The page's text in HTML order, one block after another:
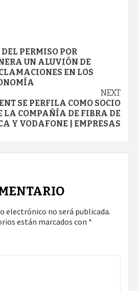
PERMISO POR
UN ALUVIÓN DE
EN LOS
NEXT
SE PERFILA COMO SOCIO
LA COMPAÑÍA DE FIBRA DE
Y VODAFONE | EMPRESAS
electrónico no será publicada.
están marcados con *